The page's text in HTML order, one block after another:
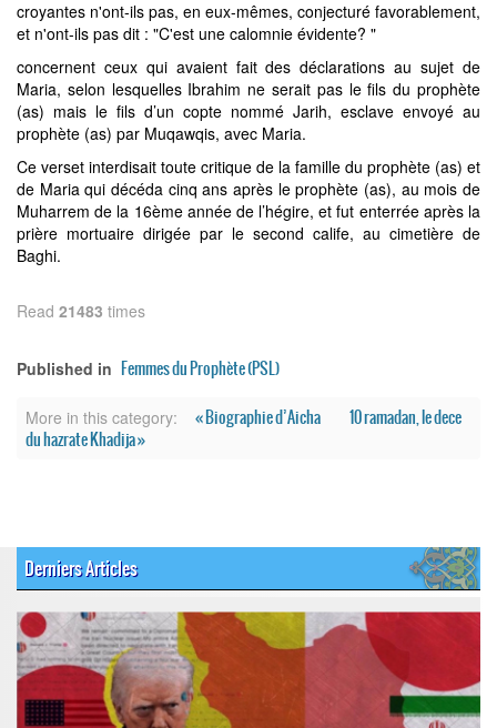
croyantes n'ont-ils pas, en eux-mêmes, conjecturé favorablement,
et n'ont-ils pas dit : "C'est une calomnie évidente? "
concernent ceux qui avaient fait des déclarations au sujet de
Maria, selon lesquelles Ibrahim ne serait pas le fils du prophète
(as) mais le fils d’un copte nommé Jarih, esclave envoyé au
prophète (as) par Muqawqis, avec Maria.
Ce verset interdisait toute critique de la famille du prophète (as) et
de Maria qui décéda cinq ans après le prophète (as), au mois de
Muharrem de la 16ème année de l’hégire, et fut enterrée après la
prière mortuaire dirigée par le second calife, au cimetière de
Baghi.
Read 21483 times
Published in Femmes du Prophète (PSL)
More in this category: « Biographie d’Aicha
10 ramadan, le dece
du hazrate Khadija »
Derniers Articles